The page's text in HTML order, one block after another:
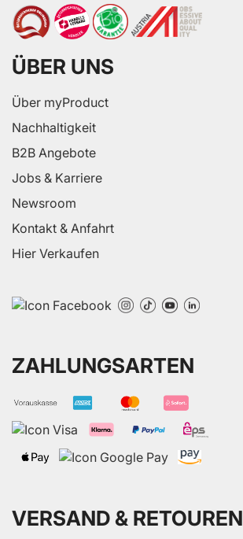
ÜBER UNS
Über myProduct
Nachhaltigkeit
B2B Angebote
Jobs & Karriere
Newsroom
Kontakt & Anfahrt
Hier Verkaufen
ZAHLUNGSARTEN
VERSAND & RETOUREN